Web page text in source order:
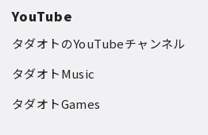
YouTube
タダオトのYouTubeチャンネル
タダオトMusic
タダオトGames